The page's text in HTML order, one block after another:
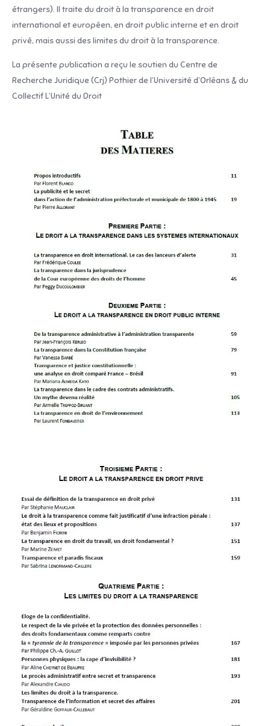
étrangers). Il traite du droit à la transparence en droit
international et européen, en droit public interne et en droit
privé, mais aussi des limites du droit à la transparence.
La présente publication a reçu le soutien du Centre de
Recherche Juridique (Crj) Pothier de l’Université d’Orléans & du
Collectif L’Unité du Droit